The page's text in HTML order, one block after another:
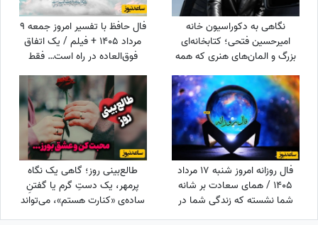
نگاهی به دکوراسیون خانه
امیرحسین فتحی؛ کتابخانه‌ای
بزرگ و المان‌های هنری که همه
را غافلگیر کرد/ بیخود نیست
بهش میگن آقازاده سینمای ایران
فال حافظ با تفسیر امروز جمعه 9
مرداد 1405 + فیلم / یک اتفاق
فوق‌العاده در راه است… فقط
کمی صبر کن و ببین! زندگی هنوز
بهترین هدیه‌اش را برای تو نگه
داشته است!
فال روزانه امروز شنبه 17 مرداد
1405 / همای سعادت بر شانه
شما نشسته که زندگی شما در
آستانه تغییر بزرگ است — فال
طالع‌بینی روز؛ گاهی یک نگاه
پرمهر، یک دستِ گرم یا گفتنِ
ساده‌ی «کنارت هستم»، می‌تواند
قلبی را برای همیشه آرام کند ... /